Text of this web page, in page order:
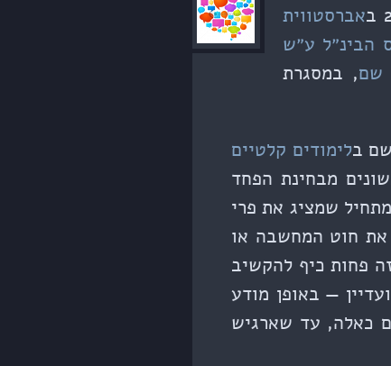
אברסטווית
הבינ״ל ע״ש
שם, במסגרת
בלימודים קלטיים
מבחינת הפחד
שמציג את פרי
חוט המחשבה או
פחות כיף להקשיב
— באופן מודע
כאלה, עד שארגיש